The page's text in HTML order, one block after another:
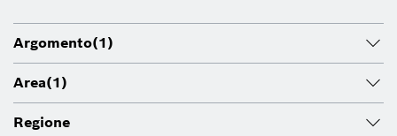
Argomento(1)
Area(1)
Regione